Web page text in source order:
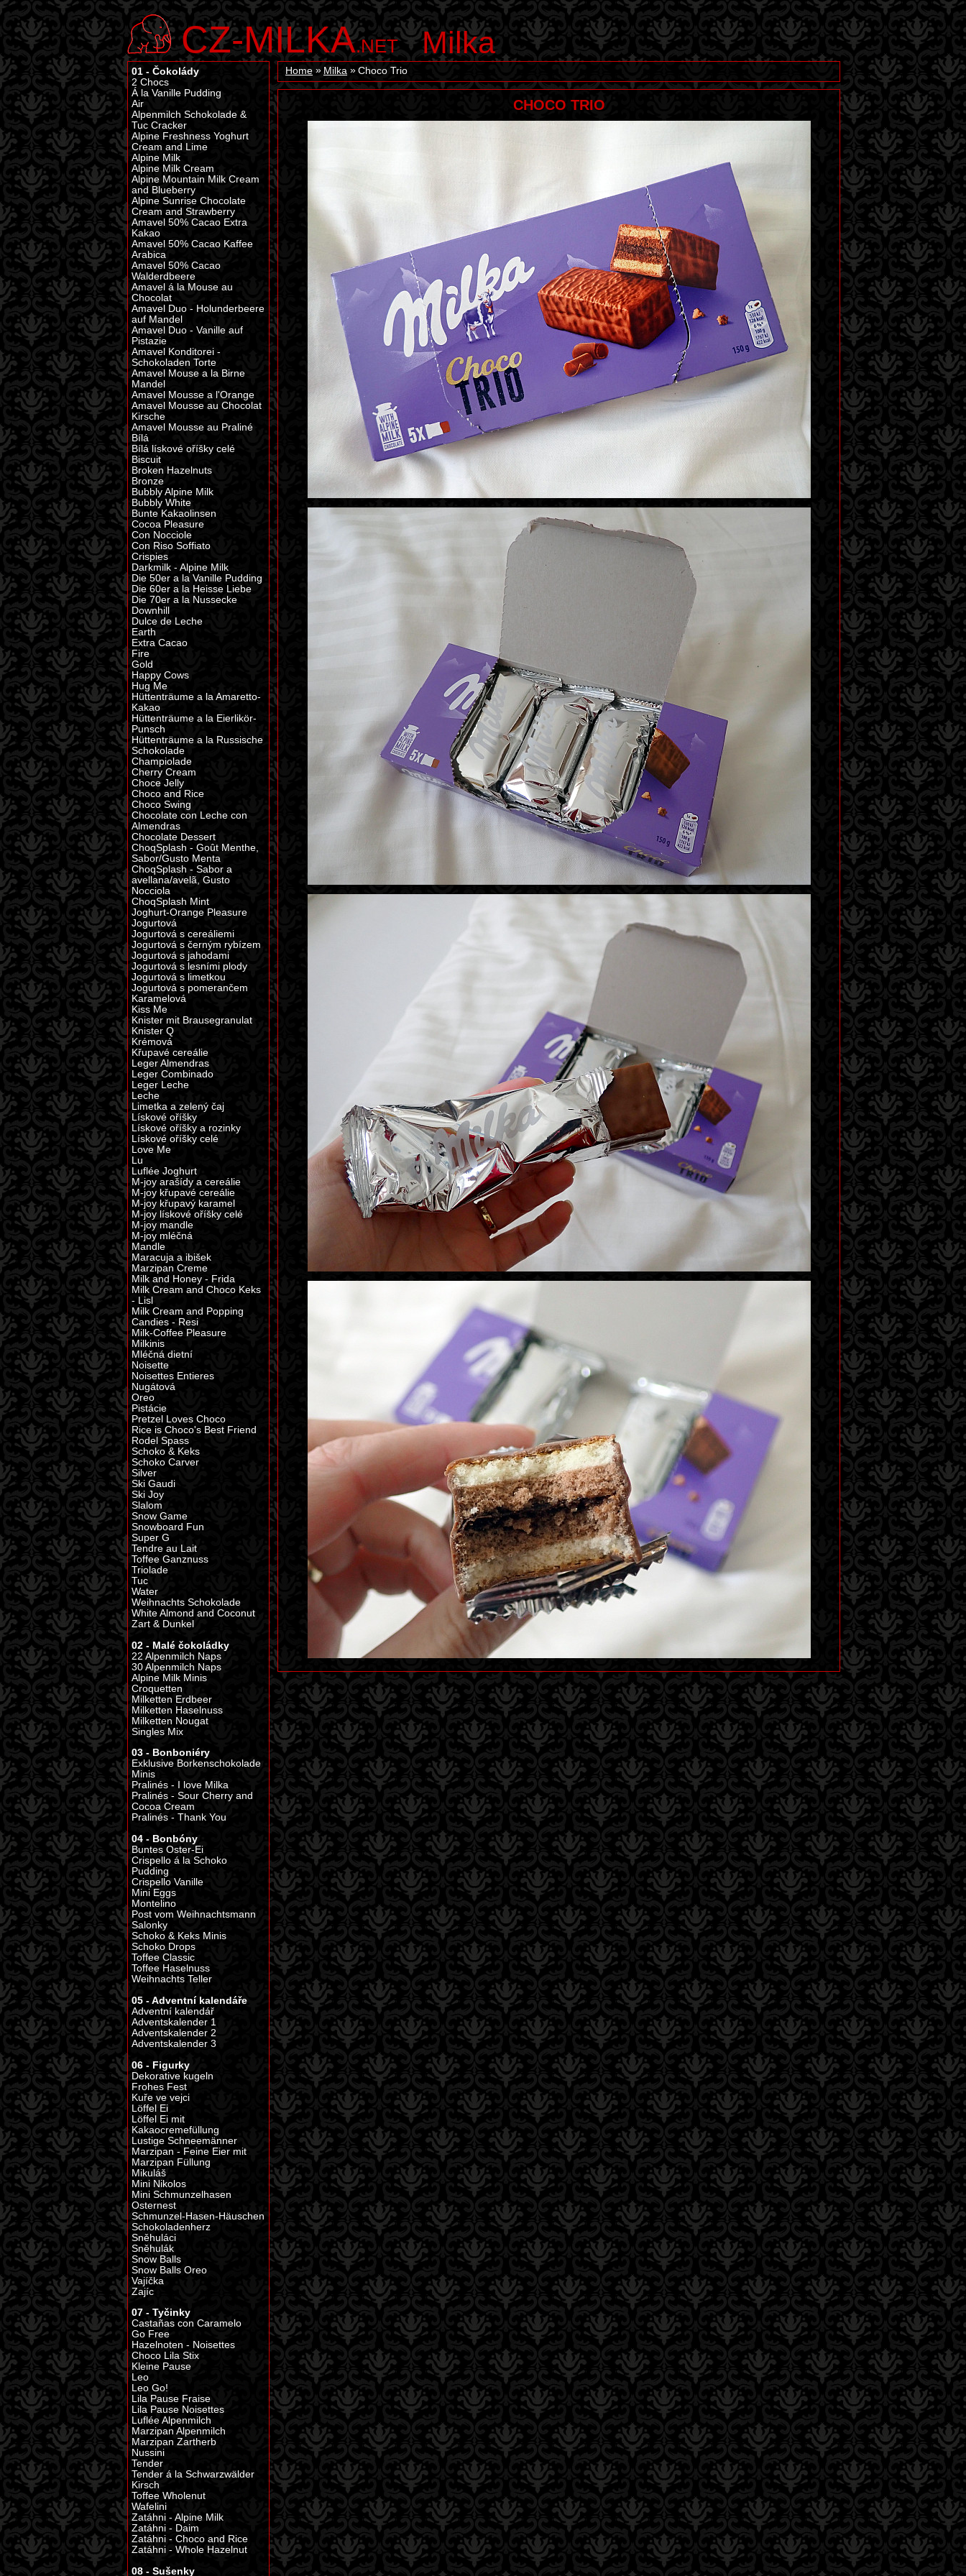
CZ-MILKA.NET Milka
Home Milka Choco Trio
CHOCO TRIO
01 - Čokolády
2 Chocs
Á la Vanille Pudding
Air
Alpenmilch Schokolade &
Tuc Cracker
Alpine Freshness Yoghurt
Cream and Lime
Alpine Milk
Alpine Milk Cream
Alpine Mountain Milk Cream
and Blueberry
Alpine Sunrise Chocolate
Cream and Strawberry
Amavel 50% Cacao Extra
Kakao
Amavel 50% Cacao Kaffee
Arabica
Amavel 50% Cacao
Walderdbeere
Amavel á la Mouse au
Chocolat
Amavel Duo - Holunderbeere
auf Mandel
Amavel Duo - Vanille auf
Pistazie
Amavel Konditorei -
Schokoladen Torte
Amavel Mouse a la Birne
Mandel
Amavel Mousse a l'Orange
Amavel Mousse au Chocolat
Kirsche
Amavel Mousse au Praliné
Bílá
Bílá lískové oříšky celé
Biscuit
Broken Hazelnuts
Bronze
Bubbly Alpine Milk
Bubbly White
Bunte Kakaolinsen
Cocoa Pleasure
Con Nocciole
Con Riso Soffiato
Crispies
Darkmilk - Alpine Milk
Die 50er a la Vanille Pudding
Die 60er a la Heisse Liebe
Die 70er a la Nussecke
Downhill
Dulce de Leche
Earth
Extra Cacao
Fire
Gold
Happy Cows
Hug Me
Hüttenträume a la Amaretto-
Kakao
Hüttenträume a la Eierlikör-
Punsch
Hüttenträume a la Russische
Schokolade
Champiolade
Cherry Cream
Choce Jelly
Choco and Rice
Choco Swing
Chocolate con Leche con
Almendras
Chocolate Dessert
ChoqSplash - Goût Menthe,
Sabor/Gusto Menta
ChoqSplash - Sabor a
avellana/avelã, Gusto
Nocciola
ChoqSplash Mint
Joghurt-Orange Pleasure
Jogurtová
Jogurtová s cereáliemi
Jogurtová s černým rybízem
Jogurtová s jahodami
Jogurtová s lesními plody
Jogurtová s limetkou
Jogurtová s pomerančem
Karamelová
Kiss Me
Knister mit Brausegranulat
Knister Q
Krémová
Křupavé cereálie
Leger Almendras
Leger Combinado
Leger Leche
Leche
Limetka a zelený čaj
Lískové oříšky
Lískové oříšky a rozinky
Lískové oříšky celé
Love Me
Lu
Luflée Joghurt
M-joy arašídy a cereálie
M-joy křupavé cereálie
M-joy křupavý karamel
M-joy lískové oříšky celé
M-joy mandle
M-joy mléčná
Mandle
Maracuja a ibišek
Marzipan Creme
Milk and Honey - Frida
Milk Cream and Choco Keks
- Lisl
Milk Cream and Popping
Candies - Resi
Milk-Coffee Pleasure
Milkinis
Mléčná dietní
Noisette
Noisettes Entieres
Nugátová
Oreo
Pistácie
Pretzel Loves Choco
Rice is Choco's Best Friend
Rodel Spass
Schoko & Keks
Schoko Carver
Silver
Ski Gaudi
Ski Joy
Slalom
Snow Game
Snowboard Fun
Super G
Tendre au Lait
Toffee Ganznuss
Triolade
Tuc
Water
Weihnachts Schokolade
White Almond and Coconut
Zart & Dunkel
02 - Malé čokoládky
22 Alpenmilch Naps
30 Alpenmilch Naps
Alpine Milk Minis
Croquetten
Milketten Erdbeer
Milketten Haselnuss
Milketten Nougat
Singles Mix
03 - Bonboniéry
Exklusive Borkenschokolade
Minis
Pralinés - I love Milka
Pralinés - Sour Cherry and
Cocoa Cream
Pralinés - Thank You
04 - Bonbóny
Buntes Oster-Ei
Crispello á la Schoko
Pudding
Crispello Vanille
Mini Eggs
Montelino
Post vom Weihnachtsmann
Salonky
Schoko & Keks Minis
Schoko Drops
Toffee Classic
Toffee Haselnuss
Weihnachts Teller
05 - Adventní kalendáře
Adventní kalendář
Adventskalender 1
Adventskalender 2
Adventskalender 3
06 - Figurky
Dekorative kugeln
Frohes Fest
Kuře ve vejci
Löffel Ei
Löffel Ei mit
Kakaocremefüllung
Lustige Schneemänner
Marzipan - Feine Eier mit
Marzipan Füllung
Mikuláš
Mini Nikolos
Mini Schmunzelhasen
Osternest
Schmunzel-Hasen-Häuschen
Schokoladenherz
Sněhuláci
Sněhulák
Snow Balls
Snow Balls Oreo
Vajíčka
Zajíc
07 - Tyčinky
Castañas con Caramelo
Go Free
Hazelnoten - Noisettes
Choco Lila Stix
Kleine Pause
Leo
Leo Go!
Lila Pause Fraise
Lila Pause Noisettes
Luflée Alpenmilch
Marzipan Alpenmilch
Marzipan Zartherb
Nussini
Tender
Tender á la Schwarzwälder
Kirsch
Toffee Wholenut
Wafelini
Zatáhni - Alpine Milk
Zatáhni - Daim
Zatáhni - Choco and Rice
Zatáhni - Whole Hazelnut
08 - Sušenky